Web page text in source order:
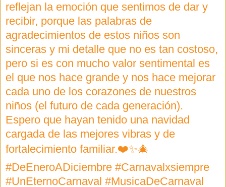
reflejan la emoción que sentimos de dar y
recibir, porque las palabras de
agradecimientos de estos niños son
sinceras y mi detalle que no es tan costoso,
pero si es con mucho valor sentimental es
el que nos hace grande y nos hace mejorar
cada uno de los corazones de nuestros
niños (el futuro de cada generación).
Espero que hayan tenido una navidad
cargada de las mejores vibras y de
fortalecimiento familiar.❤️✨🎄
#DeEneroADiciembre #Carnavalxsiempre
#UnEternoCarnaval #MusicaDeCarnaval